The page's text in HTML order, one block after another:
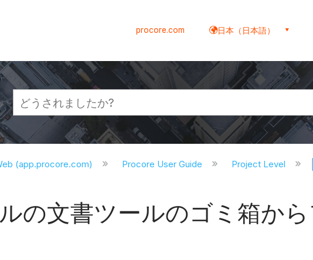
procore.com 日本（日本語）
たたむ
(app.procore.com) Procore User Guide Project Level
の文書ツールのゴミ箱か